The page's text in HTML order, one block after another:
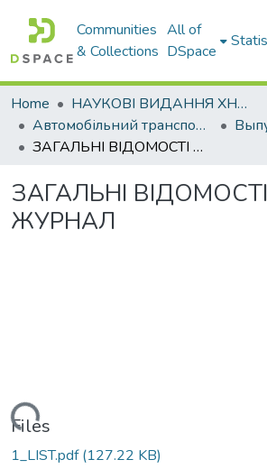
Communities
& Collections
All of
DSpace
Home
НАУКОВІ ВИДАННЯ ХНАДУ
Автомобільний транспорт / Автомобильный транспорт
ЗАГАЛЬНІ ВІДОМОСТІ ПРО ЖУРНАЛ
ЗАГАЛЬНІ
ЖУРНАЛ
Loading...
Files
1_LIST.pdf(127.22 KB)